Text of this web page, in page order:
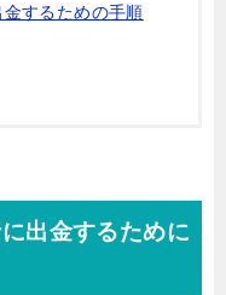
するための手順
出金するために